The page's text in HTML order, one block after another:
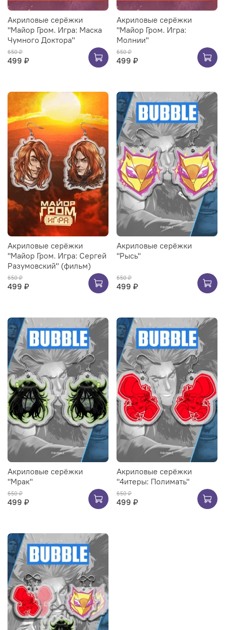
Акриловые серёжки
"Майор Гром. Игра: Маска
Чумного Доктора"
650 ₽
499 ₽
Акриловые серёжки
"Майор Гром. Игра:
Молнии"
650 ₽
499 ₽
Акриловые серёжки
"Майор Гром. Игра: Сергей
Разумовский" (фильм)
650 ₽
499 ₽
Акриловые серёжки
"Рысь"
650 ₽
499 ₽
Акриловые серёжки
"Мрак"
650 ₽
499 ₽
Акриловые серёжки
"4итеры: Полимать"
650 ₽
499 ₽